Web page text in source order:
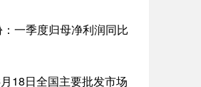
一季度归母净利润同比
18日全国主要批发市场